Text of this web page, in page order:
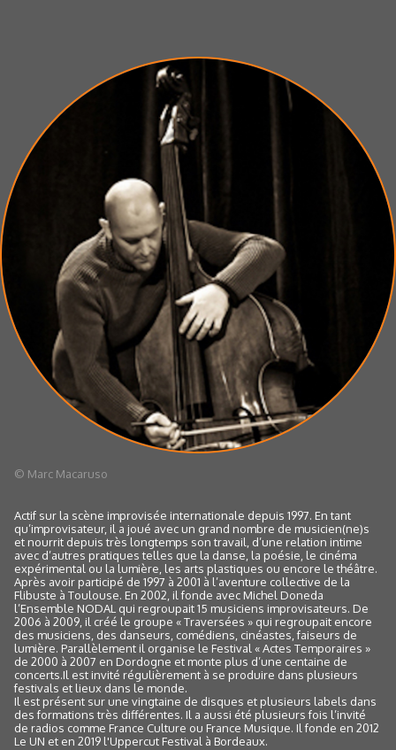
© Marc Macaruso
Actif sur la scène improvisée internationale depuis 1997. En tant
qu’improvisateur, il a joué avec un grand nombre de musicien(ne)s
et nourrit depuis très longtemps son travail, d’une relation intime
avec d’autres pratiques telles que la danse, la poésie, le cinéma
expérimental ou la lumière, les arts plastiques ou encore le théâtre.
Après avoir participé de 1997 à 2001 à l’aventure collective de la
Flibuste à Toulouse. En 2002, il fonde avec Michel Doneda
l’Ensemble NODAL qui regroupait 15 musiciens improvisateurs. De
2006 à 2009, il créé le groupe « Traversées » qui regroupait encore
des musiciens, des danseurs, comédiens, cinéastes, faiseurs de
lumière. Parallèlement il organise le Festival « Actes Temporaires »
de 2000 à 2007 en Dordogne et monte plus d’une centaine de
concerts.Il est invité régulièrement à se produire dans plusieurs
festivals et lieux dans le monde.
Il est présent sur une vingtaine de disques et plusieurs labels dans
des formations très différentes. Il a aussi été plusieurs fois l’invité
de radios comme France Culture ou France Musique. Il fonde en 2012
Le UN et en 2019 l'Uppercut Festival à Bordeaux.